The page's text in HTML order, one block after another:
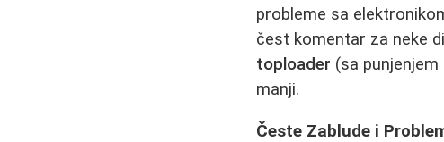
probleme sa
čest komentar za neke
toploader (sa
manji.
Česte Zablude i